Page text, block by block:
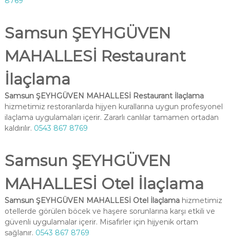
Samsun ŞEYHGÜVEN
MAHALLESİ Restaurant
İlaçlama
Samsun ŞEYHGÜVEN MAHALLESİ Restaurant İlaçlama
hizmetimiz restoranlarda hijyen kurallarına uygun profesyonel
ilaçlama uygulamaları içerir. Zararlı canlılar tamamen ortadan
kaldırılır. 0543 867 8769
Samsun ŞEYHGÜVEN
MAHALLESİ Otel İlaçlama
Samsun ŞEYHGÜVEN MAHALLESİ Otel İlaçlamahizmetimiz
otellerde görülen böcek ve haşere sorunlarına karşı etkili ve
güvenli uygulamalar içerir. Misafirler için hijyenik ortam
sağlanır. 0543 867 8769